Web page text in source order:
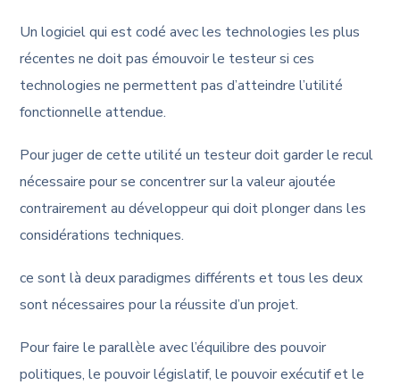
Un logiciel qui est codé avec les technologies les plus
récentes ne doit pas émouvoir le testeur si ces
technologies ne permettent pas d’atteindre l’utilité
fonctionnelle attendue.
Pour juger de cette utilité un testeur doit garder le recul
nécessaire pour se concentrer sur la valeur ajoutée
contrairement au développeur qui doit plonger dans les
considérations techniques.
ce sont là deux paradigmes différents et tous les deux
sont nécessaires pour la réussite d’un projet.
Pour faire le parallèle avec l’équilibre des pouvoir
politiques, le pouvoir législatif, le pouvoir exécutif et le